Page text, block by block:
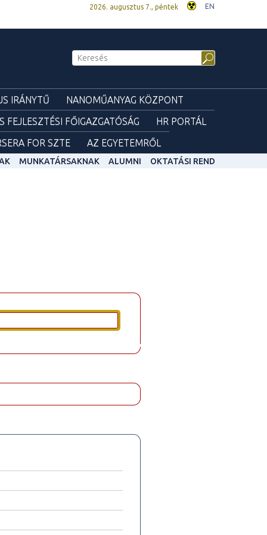
2026. augusztus 7., péntek EN
IRÁNYTŰ
NANOMŰANYAG KÖZPONT
FEJLESZTÉSI FŐIGAZGATÓSÁG
HR PORTÁL
FOR SZTE AZ EGYETEMRŐL
MUNKATÁRSAKNAK ALUMNI OKTATÁSI REND